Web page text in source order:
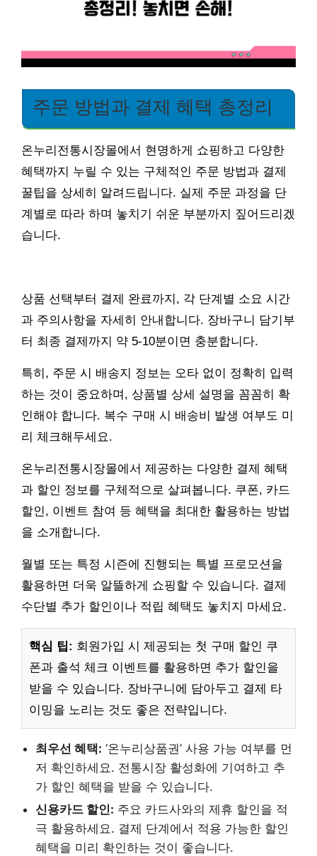
주문 방법과 결제 혜택 총정리
온누리전통시장몰에서 현명하게 쇼핑하고 다양한
혜택까지 누릴 수 있는 구체적인 주문 방법과 결제
꿀팁을 상세히 알려드립니다. 실제 주문 과정을 단
계별로 따라 하며 놓치기 쉬운 부분까지 짚어드리겠
습니다.
상품 선택부터 결제 완료까지, 각 단계별 소요 시간
과 주의사항을 자세히 안내합니다. 장바구니 담기부
터 최종 결제까지 약 5-10분이면 충분합니다.
특히, 주문 시 배송지 정보는 오타 없이 정확히 입력
하는 것이 중요하며, 상품별 상세 설명을 꼼꼼히 확
인해야 합니다. 복수 구매 시 배송비 발생 여부도 미
리 체크해두세요.
온누리전통시장몰에서 제공하는 다양한 결제 혜택
과 할인 정보를 구체적으로 살펴봅니다. 쿠폰, 카드
할인, 이벤트 참여 등 혜택을 최대한 활용하는 방법
을 소개합니다.
월별 또는 특정 시즌에 진행되는 특별 프로모션을
활용하면 더욱 알뜰하게 쇼핑할 수 있습니다. 결제
수단별 추가 할인이나 적립 혜택도 놓치지 마세요.
핵심 팁: 회원가입 시 제공되는 첫 구매 할인 쿠
폰과 출석 체크 이벤트를 활용하면 추가 할인을
받을 수 있습니다. 장바구니에 담아두고 결제 타
이밍을 노리는 것도 좋은 전략입니다.
최우선 혜택: ‘온누리상품권’ 사용 가능 여부를 먼
저 확인하세요. 전통시장 활성화에 기여하고 추
가 할인 혜택을 받을 수 있습니다.
신용카드 할인: 주요 카드사와의 제휴 할인을 적
극 활용하세요. 결제 단계에서 적용 가능한 할인
혜택을 미리 확인하는 것이 좋습니다.